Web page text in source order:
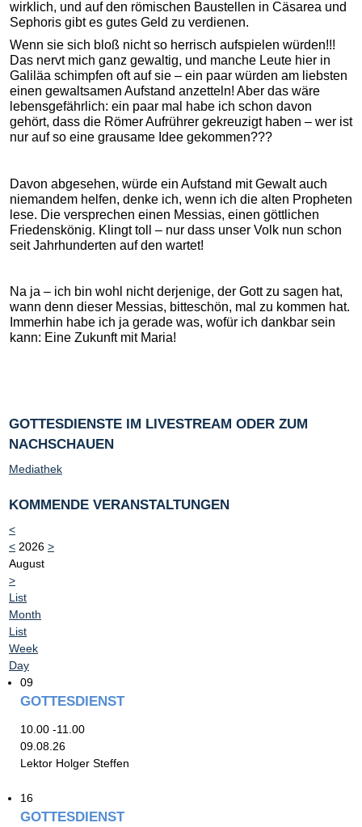
wirklich, und auf den römischen Baustellen in Cäsarea und
Sephoris gibt es gutes Geld zu verdienen.
Wenn sie sich bloß nicht so herrisch aufspielen würden!!!
Das nervt mich ganz gewaltig, und manche Leute hier in
Galiläa schimpfen oft auf sie – ein paar würden am liebsten
einen gewaltsamen Aufstand anzetteln! Aber das wäre
lebensgefährlich: ein paar mal habe ich schon davon
gehört, dass die Römer Aufrührer gekreuzigt haben – wer ist
nur auf so eine grausame Idee gekommen???
Davon abgesehen, würde ein Aufstand mit Gewalt auch
niemandem helfen, denke ich, wenn ich die alten Propheten
lese. Die versprechen einen Messias, einen göttlichen
Friedenskönig. Klingt toll – nur dass unser Volk nun schon
seit Jahrhunderten auf den wartet!
Na ja – ich bin wohl nicht derjenige, der Gott zu sagen hat,
wann denn dieser Messias, bitteschön, mal zu kommen hat.
Immerhin habe ich ja gerade was, wofür ich dankbar sein
kann: Eine Zukunft mit Maria!
GOTTESDIENSTE IM LIVESTREAM ODER ZUM
NACHSCHAUEN
Mediathek
KOMMENDE VERANSTALTUNGEN
<
< 2026 >
August
>
List
Month
List
Week
Day
09
GOTTESDIENST
10.00 -11.00
09.08.26
Lektor Holger Steffen
16
GOTTESDIENST